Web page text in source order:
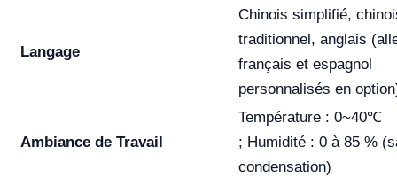
Langage
Chinois simplifié,
traditionnel, anglais
français et espagnol
personnalisés en
Ambiance de Travail
Température : 0~40℃
; Humidité : 0 à 85 %
condensation)